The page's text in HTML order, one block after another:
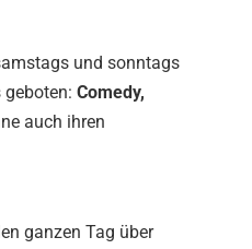
und sonntags
Comedy,
auch ihren
ganzen Tag über